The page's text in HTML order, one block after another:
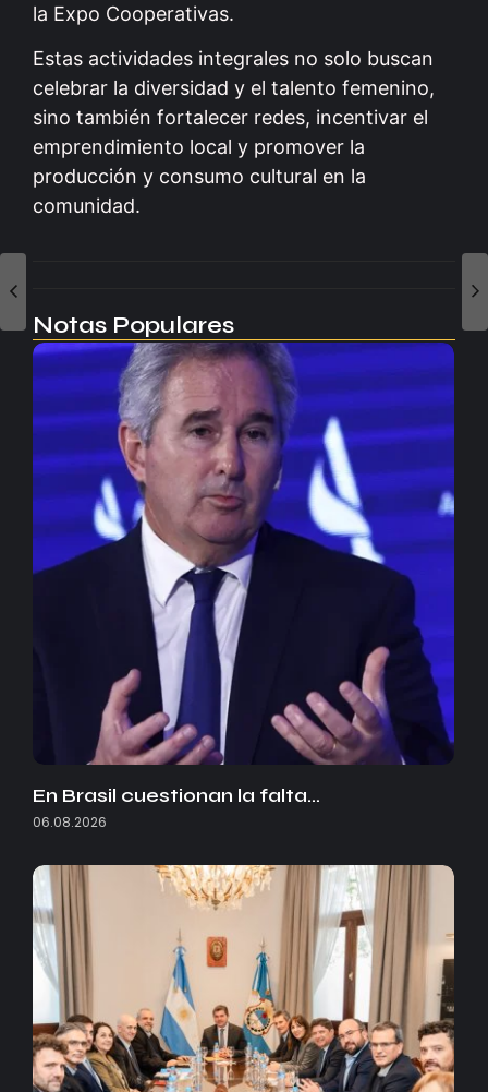
la Expo Cooperativas.
Estas actividades integrales no solo buscan
celebrar la diversidad y el talento femenino,
sino también fortalecer redes, incentivar el
emprendimiento local y promover la
producción y consumo cultural en la
comunidad.
Notas Populares
En Brasil cuestionan la falta…
06.08.2026